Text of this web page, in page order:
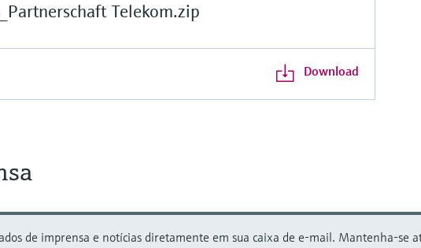
Telekom.zip
Download
de imprensa e notícias diretamente em sua caixa de e-mail. Mantenha-se